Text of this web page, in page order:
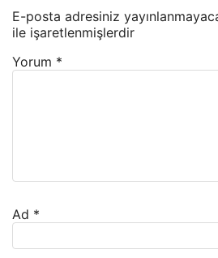
E-posta adresiniz
ile işaretlenmişlerdir
Yorum *
Ad *